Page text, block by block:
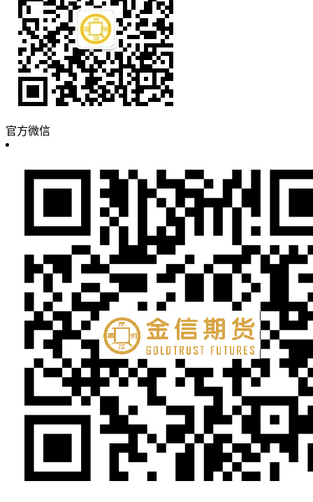
官方微信